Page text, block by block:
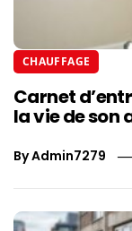
CHAUFFAGE
Carnet
la vie de son
ByAdmin7279